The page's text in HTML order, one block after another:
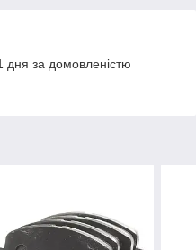
дня за домовленістю